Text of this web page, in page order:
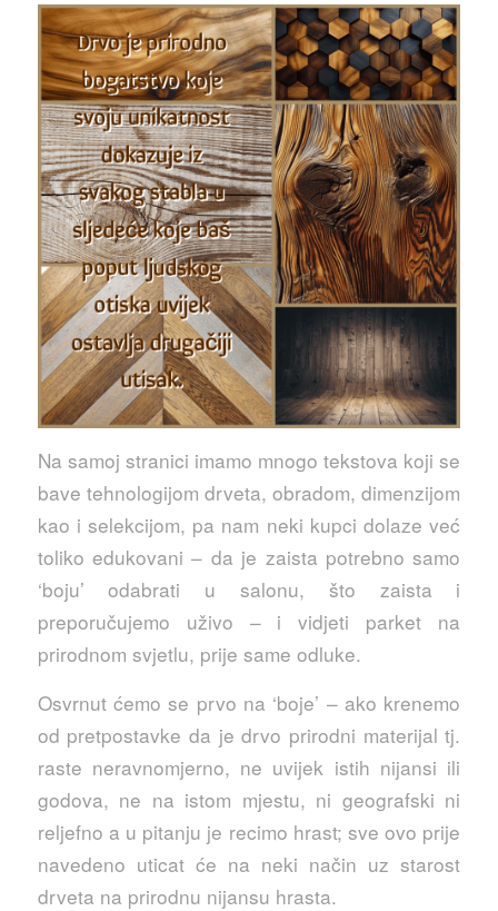
Na samoj stranici imamo mnogo tekstova koji se
bave tehnologijom drveta, obradom, dimenzijom
kao i selekcijom, pa nam neki kupci dolaze već
toliko edukovani – da je zaista potrebno samo
‘boju’ odabrati u salonu, što zaista i
preporučujemo uživo – i vidjeti parket na
prirodnom svjetlu, prije same odluke.
Osvrnut ćemo se prvo na ‘boje’ – ako krenemo
od pretpostavke da je drvo prirodni materijal tj.
raste neravnomjerno, ne uvijek istih nijansi ili
godova, ne na istom mjestu, ni geografski ni
reljefno a u pitanju je recimo hrast; sve ovo prije
navedeno uticat će na neki način uz starost
drveta na prirodnu nijansu hrasta.